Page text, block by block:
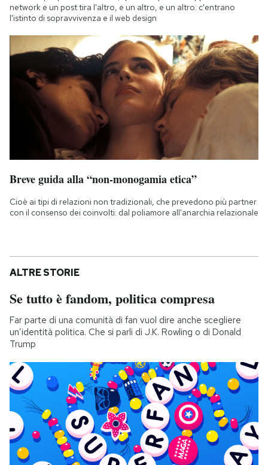
network e un post tira l'altro, e un altro, e un altro: c'entrano
l'istinto di sopravvivenza e il web design
Breve guida alla “non-monogamia etica”
Cioè ai tipi di relazioni non tradizionali, che prevedono più partner
con il consenso dei coinvolti: dal poliamore all'anarchia relazionale
ALTRE STORIE
Se tutto è fandom, politica compresa
Far parte di una comunità di fan vuol dire anche scegliere
un’identità politica. Che si parli di J.K. Rowling o di Donald
Trump